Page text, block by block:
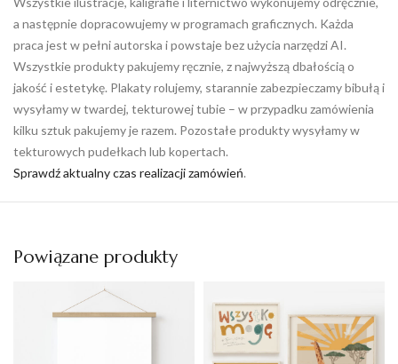
a następnie dopracowujemy w programach graficznych. Każda
praca jest w pełni autorska i powstaje bez użycia narzędzi AI.
Wszystkie produkty pakujemy ręcznie, z najwyższą dbałością o
jakość i estetykę. Plakaty rolujemy, starannie zabezpieczamy bibułą i
wysyłamy w twardej, tekturowej tubie – w przypadku zamówienia
kilku sztuk pakujemy je razem. Pozostałe produkty wysyłamy w
tekturowych pudełkach lub kopertach.
Sprawdź aktualny czas realizacji zamówień.
Powiązane produkty